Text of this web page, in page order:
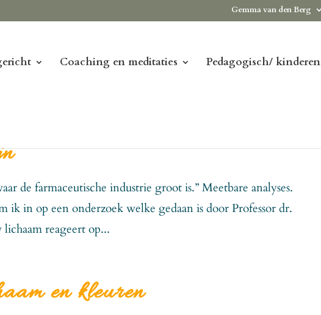
Gemma van den Berg
Coaching en meditaties Pedagogisch/ kinderen
de farmaceutische industrie groot is.” Meetbare analyses.
ik in op een onderzoek welke gedaan is door Professor dr.
reageert op...
en kleuren